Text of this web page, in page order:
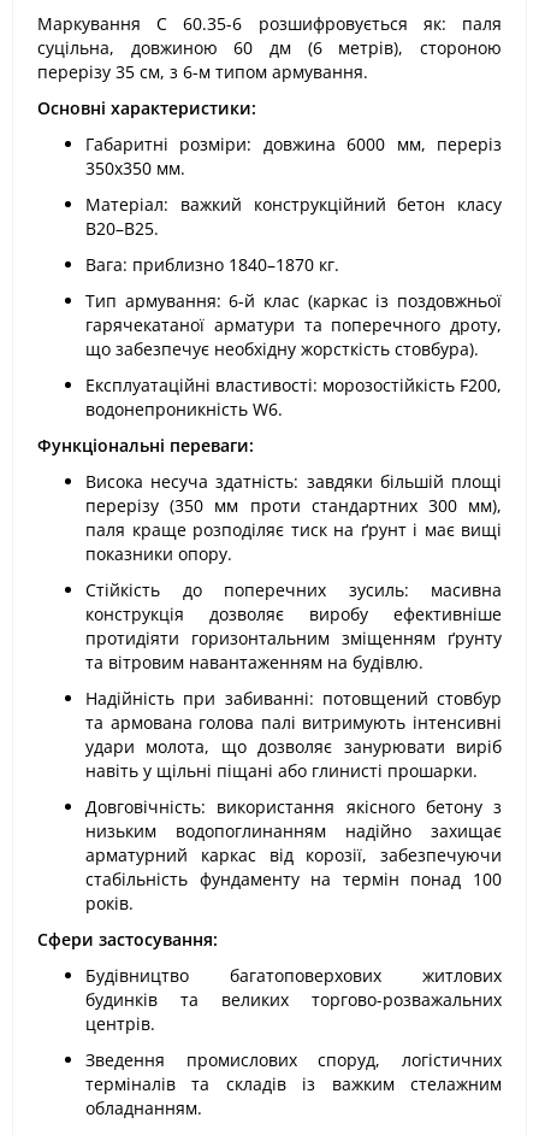
Маркування С 60.35-6 розшифровується як: паля
суцільна, довжиною 60 дм (6 метрів), стороною
перерізу 35 см, з 6-м типом армування.
Основні характеристики:
Габаритні розміри: довжина 6000 мм, переріз
350х350 мм.
Матеріал: важкий конструкційний бетон класу
В20–В25.
Вага: приблизно 1840–1870 кг.
Тип армування: 6-й клас (каркас із поздовжньої
гарячекатаної арматури та поперечного дроту,
що забезпечує необхідну жорсткість стовбура).
Експлуатаційні властивості: морозостійкість F200,
водонепроникність W6.
Функціональні переваги:
Висока несуча здатність: завдяки більшій площі
перерізу (350 мм проти стандартних 300 мм),
паля краще розподіляє тиск на ґрунт і має вищі
показники опору.
Стійкість до поперечних зусиль: масивна
конструкція дозволяє виробу ефективніше
протидіяти горизонтальним зміщенням ґрунту
та вітровим навантаженням на будівлю.
Надійність при забиванні: потовщений стовбур
та армована голова палі витримують інтенсивні
удари молота, що дозволяє занурювати виріб
навіть у щільні піщані або глинисті прошарки.
Довговічність: використання якісного бетону з
низьким водопоглинанням надійно захищає
арматурний каркас від корозії, забезпечуючи
стабільність фундаменту на термін понад 100
років.
Сфери застосування:
Будівництво багатоповерхових житлових
будинків та великих торгово-розважальних
центрів.
Зведення промислових споруд, логістичних
терміналів та складів із важким стелажним
обладнанням.